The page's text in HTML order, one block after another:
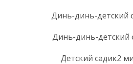
Динь-динь-детский
Динь-динь-детский
Детский садик2